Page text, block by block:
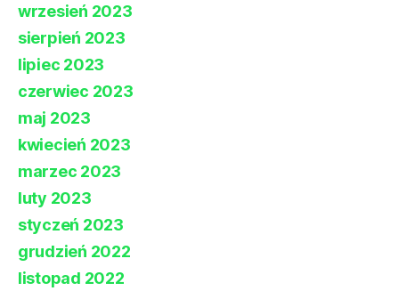
wrzesień 2023
sierpień 2023
lipiec 2023
czerwiec 2023
maj 2023
kwiecień 2023
marzec 2023
luty 2023
styczeń 2023
grudzień 2022
listopad 2022